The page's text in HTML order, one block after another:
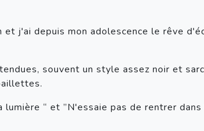
j'ai depuis mon adolescence le rêve
souvent un style assez noir et
“ et ”N'essaie pas de rentrer